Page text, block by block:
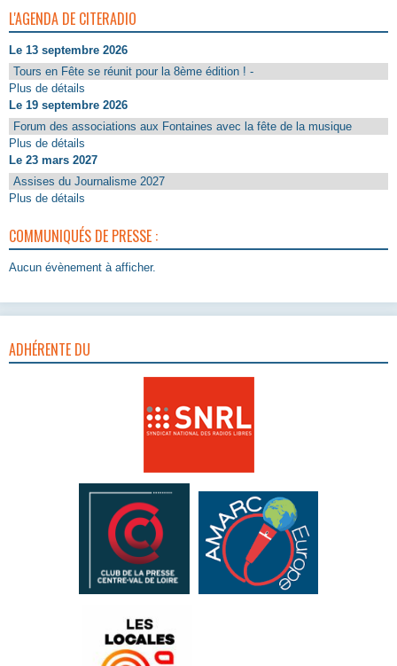
L'AGENDA DE CITERADIO
Le 13 septembre 2026
Tours en Fête se réunit pour la 8ème édition ! -
Plus de détails
Le 19 septembre 2026
Forum des associations aux Fontaines avec la fête de la musique
Plus de détails
Le 23 mars 2027
Assises du Journalisme 2027
Plus de détails
COMMUNIQUÉS DE PRESSE :
Aucun évènement à afficher.
ADHÉRENTE DU